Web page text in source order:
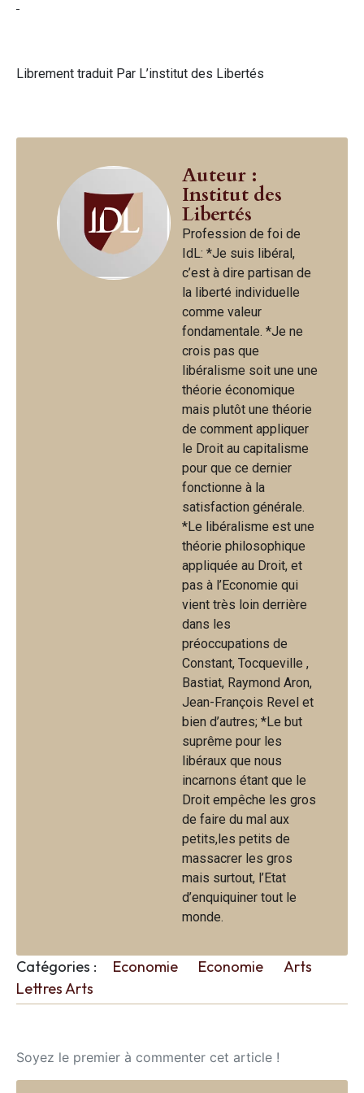
Librement traduit Par L’institut des Libertés
Auteur :
Institut des
Libertés
Profession de foi de
IdL: *Je suis libéral,
c’est à dire partisan de
la liberté individuelle
comme valeur
fondamentale. *Je ne
crois pas que
libéralisme soit une une
théorie économique
mais plutôt une théorie
de comment appliquer
le Droit au capitalisme
pour que ce dernier
fonctionne à la
satisfaction générale.
*Le libéralisme est une
théorie philosophique
appliquée au Droit, et
pas à l’Economie qui
vient très loin derrière
dans les
préoccupations de
Constant, Tocqueville ,
Bastiat, Raymond Aron,
Jean-François Revel et
bien d’autres; *Le but
suprême pour les
libéraux que nous
incarnons étant que le
Droit empêche les gros
de faire du mal aux
petits,les petits de
massacrer les gros
mais surtout, l’Etat
d’enquiquiner tout le
monde.
Catégories : Economie Economie
Arts
Lettres Arts
Soyez le premier à commenter cet article !